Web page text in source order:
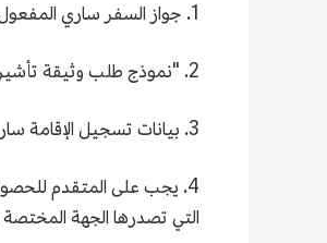
1. جواز السفر ساري المفعول أو وثائق السفر الدولية الأخرى.
2. "نموذج طلب وثيقة تأشيرة للأجنبي"، مع لصق صورة حديثة ملونة قياس بوصتين بخلفية بيضاء ووجه أمامي بدون قبعة.
3. بيانات تسجيل الإقامة سارية المفعول في بكين.
التي تصدرها الجهة